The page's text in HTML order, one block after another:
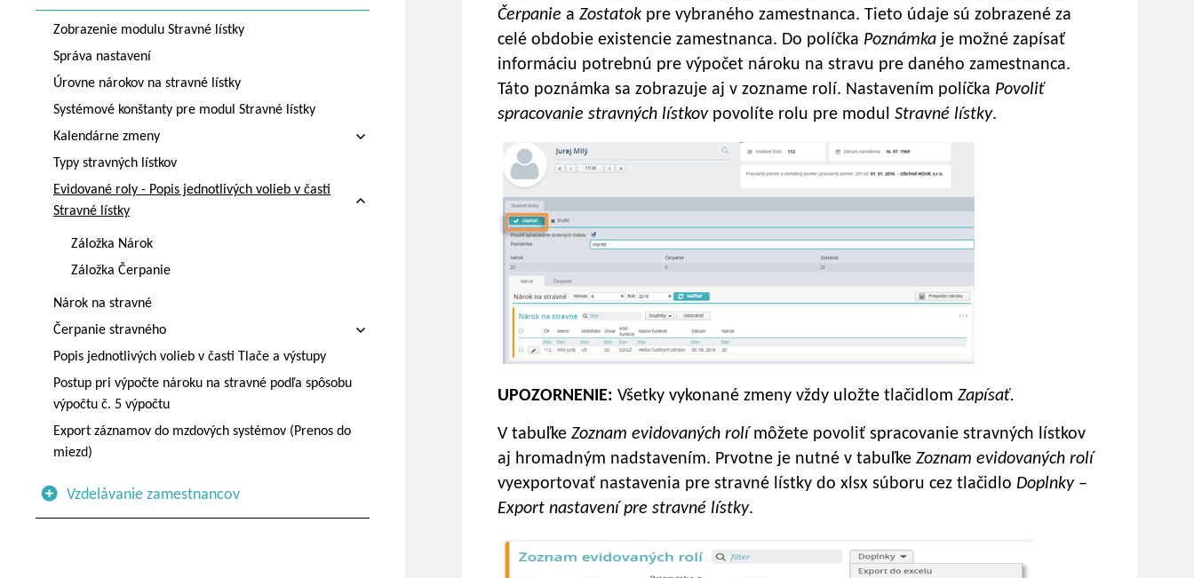
Zobrazenie modulu Stravné lístky
Správa nastavení
Úrovne nárokov na stravné lístky
Systémové konštanty pre modul Stravné lístky
Kalendárne zmeny
Typy stravných lístkov
Evidované roly - Popis jednotlivých volieb v časti
Stravné lístky
Záložka Nárok
Záložka Čerpanie
Nárok na stravné
Čerpanie stravného
Popis jednotlivých volieb v časti Tlače a výstupy
Postup pri výpočte nároku na stravné podľa spôsobu
výpočtu č. 5 výpočtu
Export záznamov do mzdových systémov (Prenos do
miezd)
Vzdelávanie zamestnancov
Čerpanie a Zostatok pre vybraného zamestnanca. Tieto údaje sú zobrazené za
celé obdobie existencie zamestnanca. Do políčka Poznámka je možné zapísať
informáciu potrebnú pre výpočet nároku na stravu pre daného zamestnanca.
Táto poznámka sa zobrazuje aj v zozname rolí. Nastavením políčka Povoliť
spracovanie stravných lístkov povolíte rolu pre modul Stravné lístky.
UPOZORNENIE: Všetky vykonané zmeny vždy uložte tlačidlom Zapísať.
V tabuľke Zoznam evidovaných rolí môžete povoliť spracovanie stravných lístkov
aj hromadným nadstavením. Prvotne je nutné v tabuľke Zoznam evidovaných rolí
vyexportovať nastavenia pre stravné lístky do xlsx súboru cez tlačidlo Doplnky –
Export nastavení pre stravné lístky.